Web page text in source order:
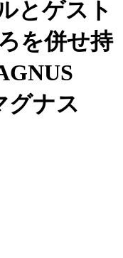
とゲスト
を併せ持
ナス